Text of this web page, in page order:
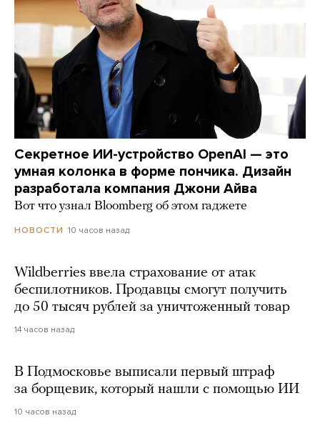
Секретное ИИ-устройство OpenAI — это
умная колонка в форме пончика. Дизайн
разработала компания Джони Айва
Вот что узнал Bloomberg об этом гаджете
НОВОСТИ 10 часов назад
Wildberries ввела страхование от атак
беспилотников. Продавцы смогут получить
до 50 тысяч рублей за уничтоженный товар
14 часов назад
В Подмосковье выписали первый штраф
за борщевик, который нашли с помощью ИИ
10 часов назад